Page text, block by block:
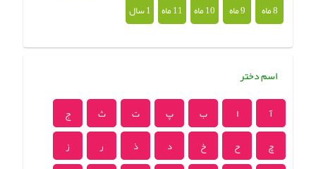
8 ماه
9 ماه 10 ماه 11 ماه 1 سال
اسم دختر
آ ا ب پ ت ث
ج
چ
ح خ د ذ ر
ز